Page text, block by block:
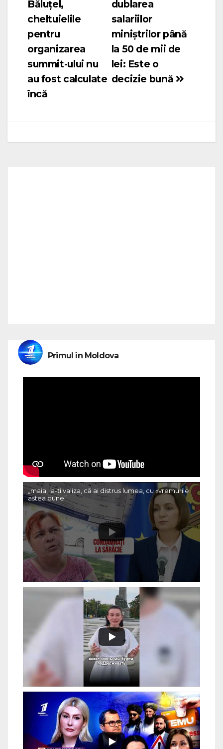
în
articole
dublarea
salariilor
miniștrilor până
la 50 de mii de
lei: Este o
decizie bună
Băluțel,
cheltuielile
pentru
organizarea
summit-ului nu
au fost calculate
încă
Primul în Moldova
„maia, ia-ți valiza, că ai distrus lumea, cu «vremurile
astea bune”